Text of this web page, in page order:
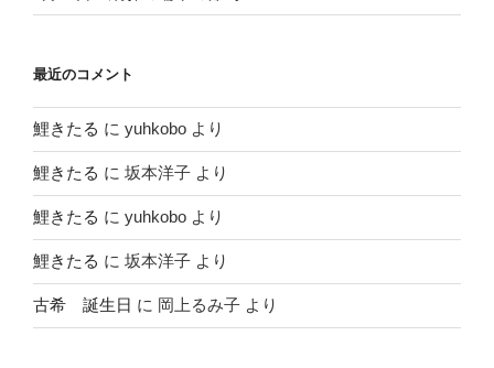
最近のコメント
鯉きたる に yuhkobo より
鯉きたる に 坂本洋子 より
鯉きたる に yuhkobo より
鯉きたる に 坂本洋子 より
古希 誕生日 に 岡上るみ子 より